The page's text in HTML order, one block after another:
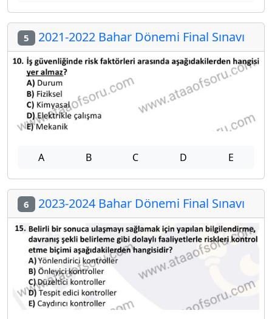
5 2021-2022 Bahar Dönemi Final Sınavı
A B C D E
6 2023-2024 Bahar Dönemi Final Sınavı